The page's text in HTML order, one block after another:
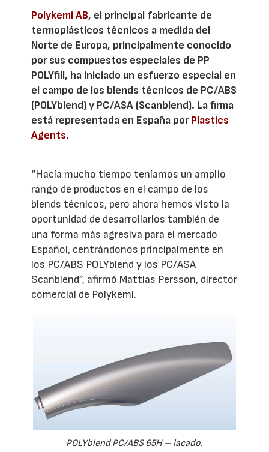
Polykemi AB, el principal fabricante de
termoplásticos técnicos a medida del
Norte de Europa, principalmente conocido
por sus compuestos especiales de PP
POLYfill, ha iniciado un esfuerzo especial en
el campo de los blends técnicos de PC/ABS
(POLYblend) y PC/ASA (Scanblend). La firma
está representada en España porPlastics
Agents.
“Hacía mucho tiempo teníamos un amplio
rango de productos en el campo de los
blends técnicos, pero ahora hemos visto la
oportunidad de desarrollarlos también de
una forma más agresiva para el mercado
Español, centrándonos principalmente en
los PC/ABS POLYblend y los PC/ASA
Scanblend”, afirmó Mattias Persson, director
comercial de Polykemi.
POLYblend PC/ABS 65H – lacado.